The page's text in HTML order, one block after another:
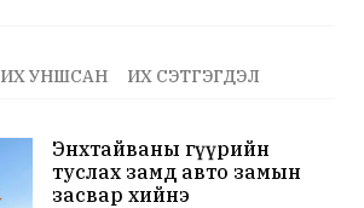
ИХ УНШСАН ИХ СЭТГЭГДЭЛ
Энхтайваны гүүрийн
туслах замд авто замын
засвар хийнэ